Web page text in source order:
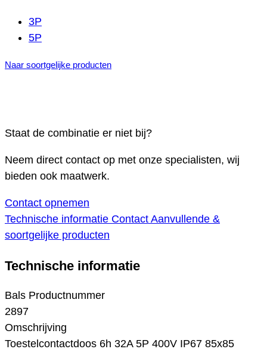
3P
5P
Naar soortgelijke producten
Staat de combinatie er niet bij?
Neem direct contact op met onze specialisten, wij
bieden ook maatwerk.
Contact opnemen
Technische informatie Contact Aanvullende &
soortgelijke producten
Technische informatie
Bals Productnummer
2897
Omschrijving
Toestelcontactdoos 6h 32A 5P 400V IP67 85x85